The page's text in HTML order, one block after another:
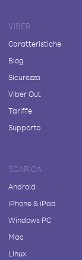
VIBER
Caratteristiche
Blog
Sicurezza
Viber Out
Tariffe
Supporto
SCARICA
Android
iPhone & iPad
Windows PC
Mac
Linux